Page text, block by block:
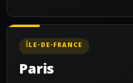
ÎLE-DE-FRANCE
Paris